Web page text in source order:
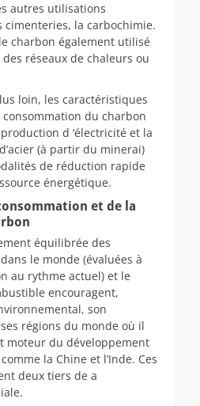
autres utilisations
la carbochimie.
charbon également utilisé
réseaux de chaleurs ou
loin, les caractéristiques
du charbon
d ‘électricité et la
(à partir du minerai)
de réduction rapide
énergétique.
et de la
équilibrée des
le monde (évaluées à
au rythme actuel) et le
encouragent,
son
régions du monde où il
moteur du développement
la Chine et l’Inde. Ces
deux tiers de a